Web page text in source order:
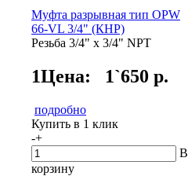
Муфта разрывная тип OPW
66-VL 3/4" (КНР)
Резьба 3/4" х 3/4" NPT
1Цена: 1`650 р.
подробно
Купить в 1 клик
-+
В
корзину